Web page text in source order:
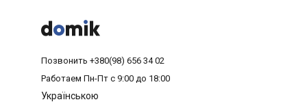



Позвонить +380(98) 656 34 02
Работаем Пн-Пт с 9:00 до 18:00
Українською